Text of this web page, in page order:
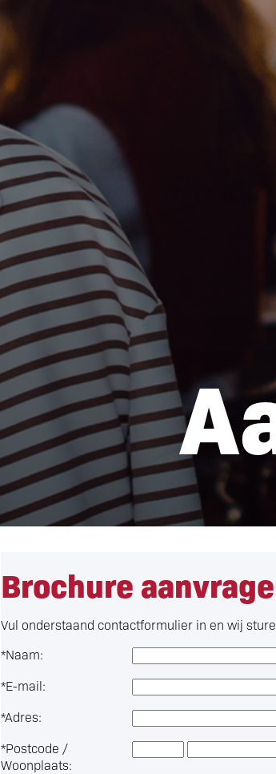
Brochure
Vul onderstaand contactformulier in en wij
*Naam:
*E-mail:
*Adres:
*Postcode /
Woonplaats: